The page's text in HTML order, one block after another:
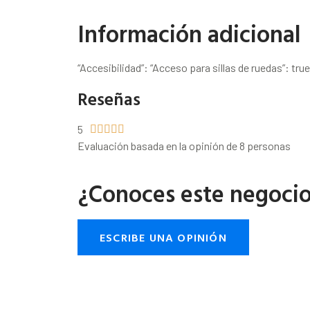
Información adicional
“Accesibilidad”: “Acceso para sillas de ruedas”:
Reseñas
5     
Evaluación basada en la opinión de 8 personas
¿Conoces este
ESCRIBE UNA OPINIÓN